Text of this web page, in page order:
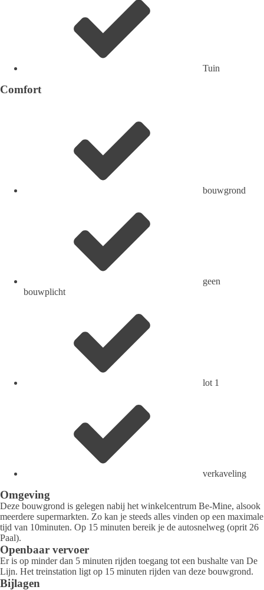
Tuin
Comfort
bouwgrond
geen
bouwplicht
lot 1
verkaveling
Omgeving
Deze bouwgrond is gelegen nabij het winkelcentrum Be-Mine, alsook
meerdere supermarkten. Zo kan je steeds alles vinden op een maximale
tijd van 10minuten. Op 15 minuten bereik je de autosnelweg (oprit 26
Paal).
Openbaar vervoer
Er is op minder dan 5 minuten rijden toegang tot een bushalte van De
Lijn. Het treinstation ligt op 15 minuten rijden van deze bouwgrond.
Bijlagen